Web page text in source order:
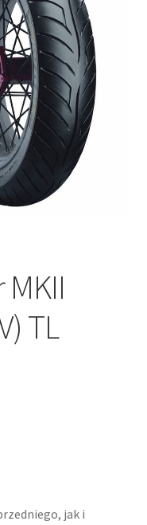
TL
jak i